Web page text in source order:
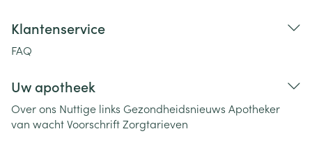
Klantenservice
FAQ
Uw apotheek
Over ons Nuttige links Gezondheidsnieuws Apotheker
van wachtVoorschriftZorgtarieven